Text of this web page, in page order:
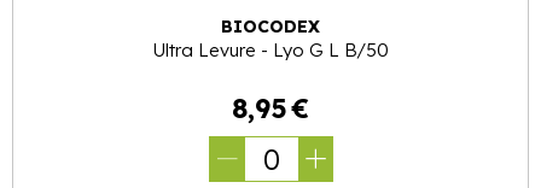
BIOCODEX
Ultra Levure - Lyo G L B/50
8,95€
0